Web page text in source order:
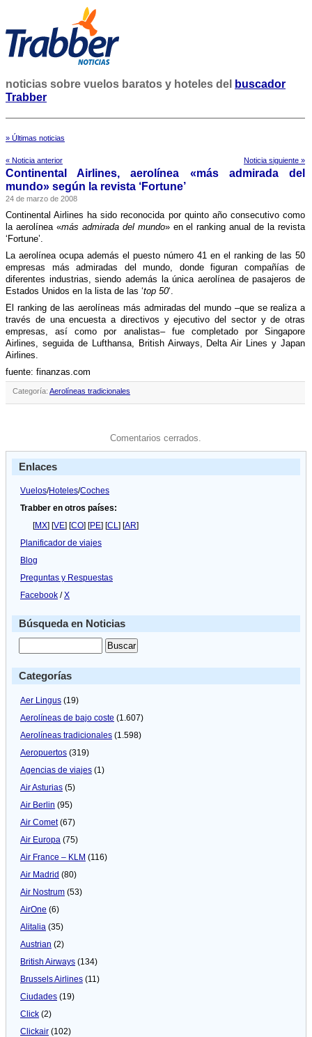
noticias sobre vuelos baratos y hoteles del
buscador
Trabber
» Últimas noticias
« Noticia anterior Noticia siguiente »
Continental Airlines, aerolí­nea «más admirada del
mundo» según la revista ‘Fortune’
24 de marzo de 2008
Continental Airlines ha sido reconocida por quinto año consecutivo como
la aerolí­nea «más admirada del mundo» en el ranking anual de la revista
‘Fortune’.
La aerolí­nea ocupa además el puesto número 41 en el ranking de las 50
empresas más admiradas del mundo, donde figuran compañí­as de
diferentes industrias, siendo además la única aerolí­nea de pasajeros de
Estados Unidos en la lista de las ‘top 50‘.
El ranking de las aerolí­neas más admiradas del mundo –que se realiza a
través de una encuesta a directivos y ejecutivo del sector y de otras
empresas, así­ como por analistas– fue completado por Singapore
Airlines, seguida de Lufthansa, British Airways, Delta Air Lines y Japan
Airlines.
fuente: finanzas.com
Categoría: Aerolíneas tradicionales
Comentarios cerrados.
Enlaces
Vuelos/Hoteles/Coches
Trabber en otros países:
[MX] [VE] [CO] [PE] [CL] [AR]
Planificador de viajes
Blog
Preguntas y Respuestas
Facebook /X
Búsqueda en Noticias
Categorías
Aer Lingus (19)
Aerolíneas de bajo coste (1.607)
Aerolíneas tradicionales (1.598)
Aeropuertos (319)
Agencias de viajes (1)
Air Asturias (5)
Air Berlin (95)
Air Comet(67)
Air Europa (75)
Air France – KLM (116)
Air Madrid (80)
Air Nostrum (53)
AirOne (6)
Alitalia (35)
Austrian (2)
British Airways (134)
Brussels Airlines (11)
Ciudades (19)
Click (2)
Clickair (102)